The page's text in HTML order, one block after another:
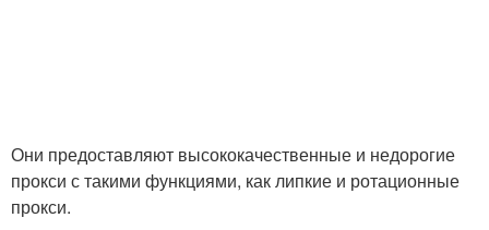
Они предоставляют высококачественные и недорогие
прокси с такими функциями, как липкие и ротационные
прокси.